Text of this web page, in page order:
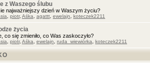
z Waszego ślubu
najważniejszy dzień w Waszym życiu?
piotr, Aśka agattt ewelajn koteczek2211
życia
co się zmieniło, co Was zaskoczyło?
piotr, Aśka ewelajn ruda_wiewiórka koteczek2211